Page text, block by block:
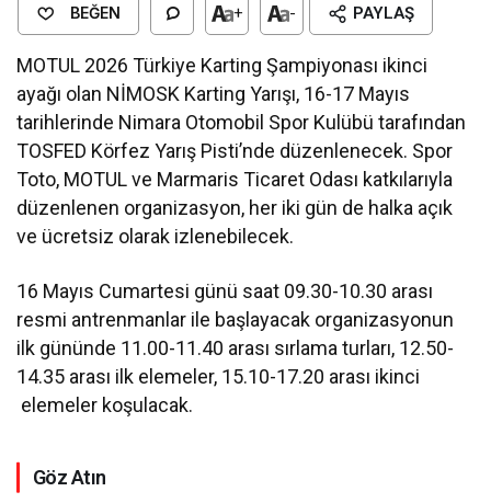
BEĞEN + - PAYLAŞ
MOTUL 2026 Türkiye Karting Şampiyonası ikinci
ayağı olan NİMOSK Karting Yarışı, 16-17 Mayıs
tarihlerinde Nimara Otomobil Spor Kulübü tarafından
TOSFED Körfez Yarış Pisti’nde düzenlenecek. Spor
Toto, MOTUL ve Marmaris Ticaret Odası katkılarıyla
düzenlenen organizasyon, her iki gün de halka açık
ve ücretsiz olarak izlenebilecek.
16 Mayıs Cumartesi günü saat 09.30-10.30 arası
resmi antrenmanlar ile başlayacak organizasyonun
ilk gününde 11.00-11.40 arası sırlama turları, 12.50-
14.35 arası ilk elemeler, 15.10-17.20 arası ikinci
elemeler koşulacak.
Göz Atın